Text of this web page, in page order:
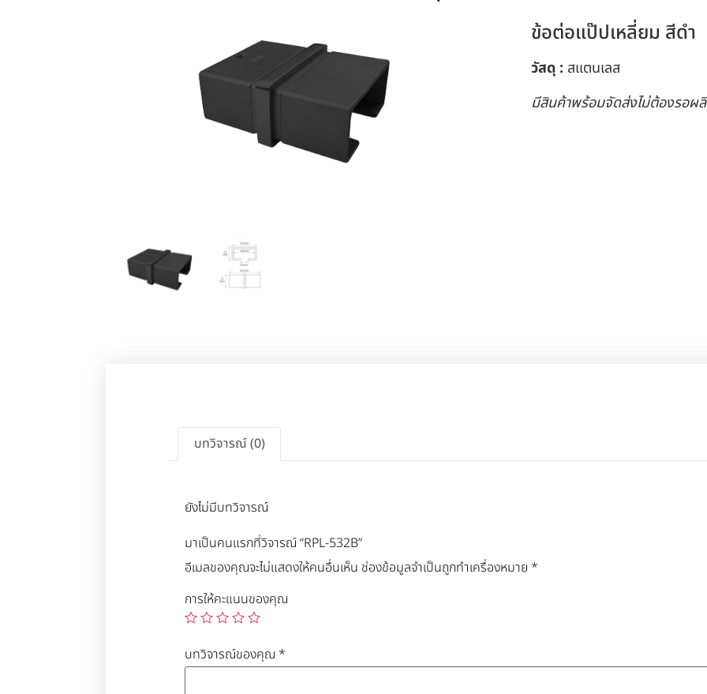
ข้อต่อแป๊ปเหลี่ยม สีดำ
วัสดุ : สแตนเลส
มีสินค้าพร้อมจัดส่งไม่ต้องรอผ
บทวิจารณ์ (0)
ยังไม่มีบทวิจารณ์
มาเป็นคนแรกที่วิจารณ์ “RPL-532B”
อีเมลของคุณจะไม่แสดงให้คนอื่นเห็น ช่องข้อมูลจำเป็นถูกทำเครื่องหมาย *
การให้คะแนนของคุณ
บทวิจารณ์ของคุณ *